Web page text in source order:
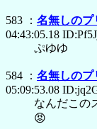
583 ： 名無しのプ
04:43:05.18
ぷゆゆ
584 ： 名無しのプ
05:09:53.08
なんだこの
😡